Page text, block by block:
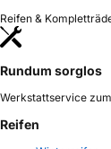
Reifen &
Rundum sorglos
Werkstattservice
Reifen